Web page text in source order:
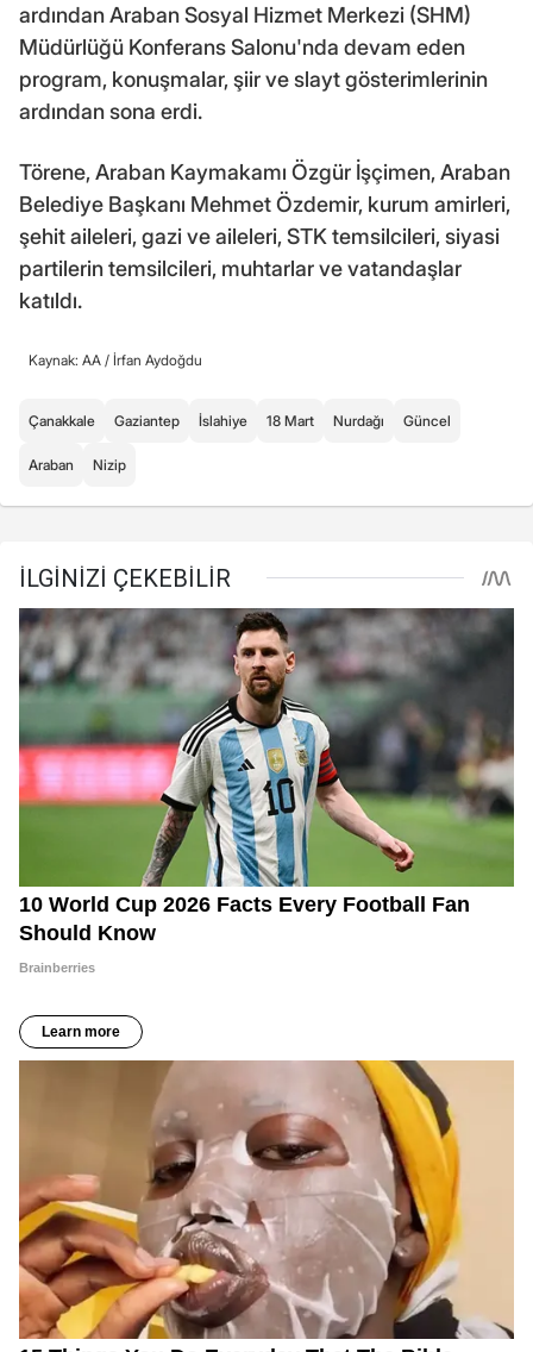
ardından Araban Sosyal Hizmet Merkezi (SHM)
Müdürlüğü Konferans Salonu'nda devam eden
program, konuşmalar, şiir ve slayt gösterimlerinin
ardından sona erdi.
Törene, Araban Kaymakamı Özgür İşçimen, Araban
Belediye Başkanı Mehmet Özdemir, kurum amirleri,
şehit aileleri, gazi ve aileleri, STK temsilcileri, siyasi
partilerin temsilcileri, muhtarlar ve vatandaşlar
katıldı.
Kaynak: AA / İrfan Aydoğdu
Çanakkale Gaziantep İslahiye 18 Mart Nurdağı Güncel
Araban Nizip